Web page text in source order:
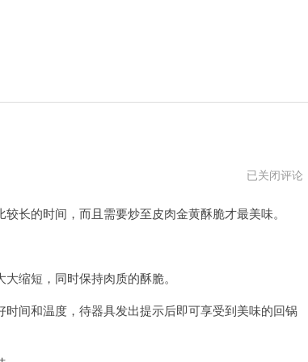
回
加
已关闭评论
的时间，而且需要炒至皮肉金黄酥脆才最美味。
缩短，同时保持肉质的酥脆。
间和温度，待器具发出提示后即可享受到美味的回锅